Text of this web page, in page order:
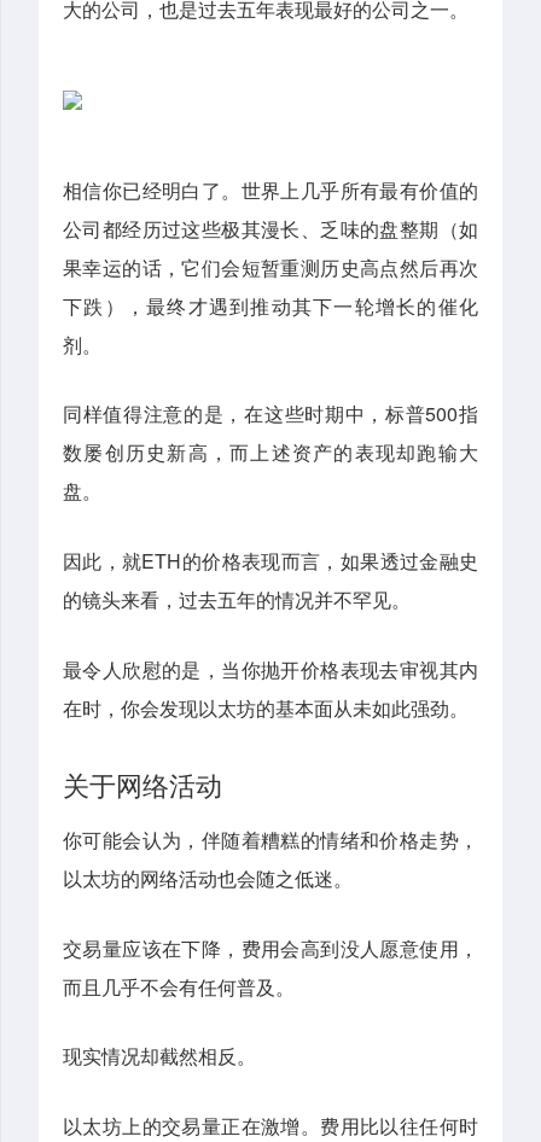
大的公司，也是过去五年表现最好的公司之一。
相信你已经明白了。世界上几乎所有最有价值的
公司都经历过这些极其漫长、乏味的盘整期（如
果幸运的话，它们会短暂重测历史高点然后再次
下跌），最终才遇到推动其下一轮增长的催化
剂。
同样值得注意的是，在这些时期中，标普500指
数屡创历史新高，而上述资产的表现却跑输大
盘。
因此，就ETH的价格表现而言，如果透过金融史
的镜头来看，过去五年的情况并不罕见。
最令人欣慰的是，当你抛开价格表现去审视其内
在时，你会发现以太坊的基本面从未如此强劲。
关于网络活动
你可能会认为，伴随着糟糕的情绪和价格走势，
以太坊的网络活动也会随之低迷。
交易量应该在下降，费用会高到没人愿意使用，
而且几乎不会有任何普及。
现实情况却截然相反。
以太坊上的交易量正在激增。费用比以往任何时